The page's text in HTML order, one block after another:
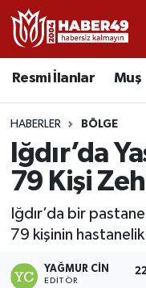
Resmi İlanlar Muş
HABERLER BÖLGE
Iğdır’da
79 Kişi
Iğdır’da bir
79 kişinin
YAĞMUR CIN
EDITÖR
Resmi İlanlar
Asayiş
Bölge
Eğitim
Ekonomi
Sağlık
Uşak Nöbetçi
Uşak Hava
Uşak Namaz
Uşak Trafik
TFF 2.Lig
Tüm Manşetler